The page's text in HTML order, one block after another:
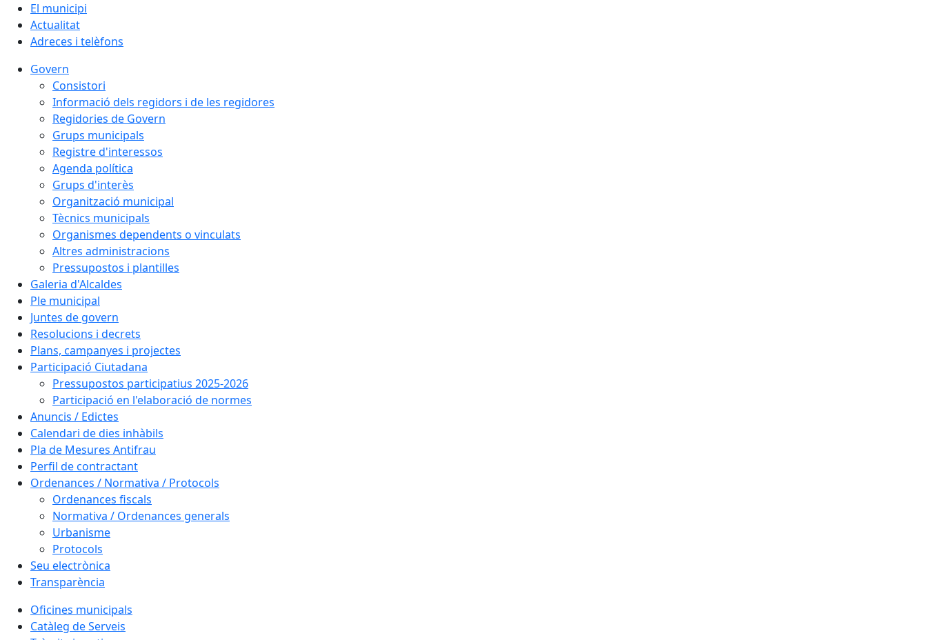
El municipi
Actualitat
Adreces i telèfons
Govern
Consistori
Informació dels regidors i de les regidores
Regidories de Govern
Grups municipals
Registre d'interessos
Agenda política
Grups d'interès
Organització municipal
Tècnics municipals
Organismes dependents o vinculats
Altres administracions
Pressupostos i plantilles
Galeria d'Alcaldes
Ple municipal
Juntes de govern
Resolucions i decrets
Plans, campanyes i projectes
Participació Ciutadana
Pressupostos participatius 2025-2026
Participació en l'elaboració de normes
Anuncis / Edictes
Calendari de dies inhàbils
Pla de Mesures Antifrau
Perfil de contractant
Ordenances / Normativa / Protocols
Ordenances fiscals
Normativa / Ordenances generals
Urbanisme
Protocols
Seu electrònica
Transparència
Oficines municipals
Catàleg de Serveis